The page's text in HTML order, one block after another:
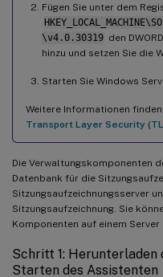
Fügen Sie unter dem
\v4.0.30319 den
hinzu und setzen Sie die
Starten Sie Windows
Weitere Informationen
Transport Layer Security
Die Verwaltungskomponenten
Datenbank für die
Sitzungsaufzeichnungsserver
Sitzungsaufzeichnung. Sie
Komponenten auf einem
Schritt 1:
Starten des Assistenten